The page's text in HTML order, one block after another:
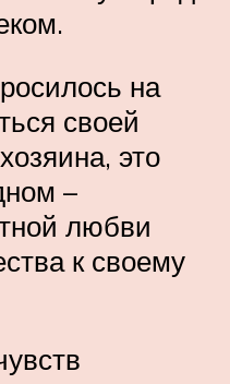
на
своей
это
–
любви
к своему